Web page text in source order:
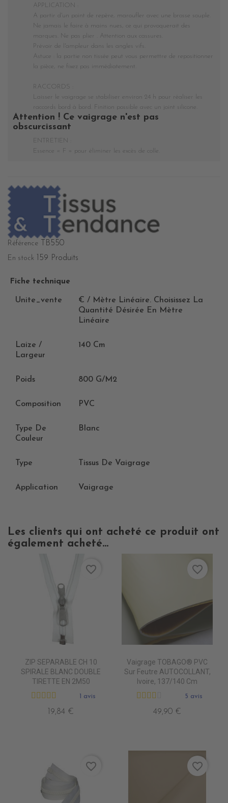
APPLICATION :
A partir d'un point de repère, maroufler avec une brosse souple.
Ne jamais le faire à mains nues, ce qui provoquerait des
marques. Ne pas plier . Attention aux cassures.
Prévoir de l'ampleur dans les angles vifs.
Astuce : la partie non tissée peut vous permettre de repositionner
la pièce, ne fixez pas immédiatement.
RACCORDS :
Laisser le vaigrage se stabiliser environ 24 h pour réaliser les
raccords bord à bord. Finition possible avec un joint silicone.
Attention ! Ce vaigrage n'est pas
obscurcissant
ENTRETIEN :
Essence « F » pour éliminer les excès de colle.
Référence TB550
En stock 159 Produits
Fiche technique
Unite_vente
€ / Mètre Linéaire. Choisissez La
Quantité Désirée En Mètre
Linéaire
Laize /
Largeur
140 Cm
Poids 800 G/m2
Composition PVC
Type De
Couleur
Blanc
Type Tissus De Vaigrage
Application Vaigrage
Les clients qui ont acheté ce produit ont
également acheté...
ZIP SEPARABLE CH 10
SPIRALE BLANC DOUBLE
TIRETTE EN 2M50
1 avis
19,84 €
favorite_border
Vaigrage TOBAGO® PVC
Sur Feutre AUTOCOLLANT,
Ivoire, 137/140 Cm
5 avis
49,90 €
favorite_border
favorite_border favorite_border